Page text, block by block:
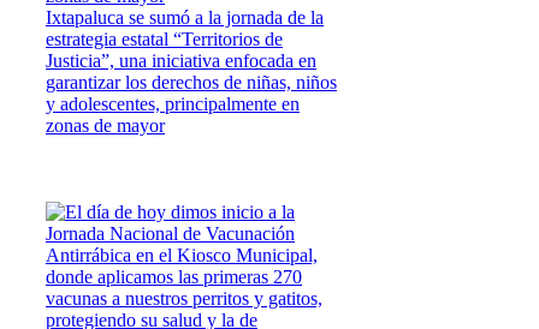
Ixtapaluca se sumó a la jornada de la
estrategia estatal “Territorios de
Justicia”, una iniciativa enfocada en
garantizar los derechos de niñas, niños
y adolescentes, principalmente en
zonas de mayor